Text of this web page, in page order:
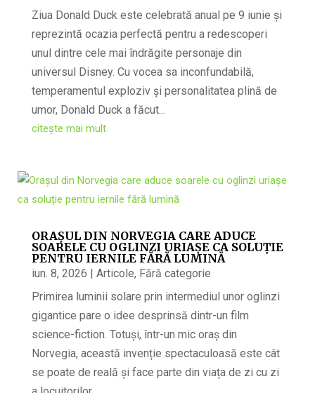
Ziua Donald Duck este celebrată anual pe 9 iunie și
reprezintă ocazia perfectă pentru a redescoperi
unul dintre cele mai îndrăgite personaje din
universul Disney. Cu vocea sa inconfundabilă,
temperamentul exploziv și personalitatea plină de
umor, Donald Duck a făcut...
citește mai mult
ORAȘUL DIN NORVEGIA CARE ADUCE
SOARELE CU OGLINZI URIAȘE CA SOLUȚIE
PENTRU IERNILE FĂRĂ LUMINĂ
iun. 8, 2026 | Articole, Fără categorie
Primirea luminii solare prin intermediul unor oglinzi
gigantice pare o idee desprinsă dintr-un film
science-fiction. Totuși, într-un mic oraș din
Norvegia, această invenție spectaculoasă este cât
se poate de reală și face parte din viața de zi cu zi